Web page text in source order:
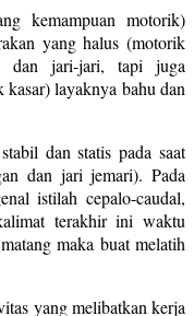
kemampuan motorik)
yang halus (motorik
dan jari-jari, tapi juga
layaknya bahu dan
dan statis pada saat
dan jari jemari). Pada
istilah cepalo-caudal,
terakhir ini waktu
maka buat melatih
yang melibatkan kerja